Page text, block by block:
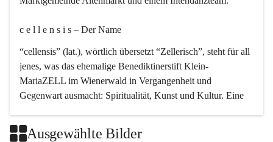
c e l l e n s i s – Der Name
“cellensis” (lat.), wörtlich übersetzt “Zellerisch”, steht für all
jenes, was das ehemalige Benediktinerstift Klein-
MariaZELL im Wienerwald in Vergangenheit und
Gegenwart ausmacht: Spiritualität, Kunst und Kultur. Eine
Kirchenmusik, dem kunstvollen Lob Gottes.
Ausgewählte Bilder